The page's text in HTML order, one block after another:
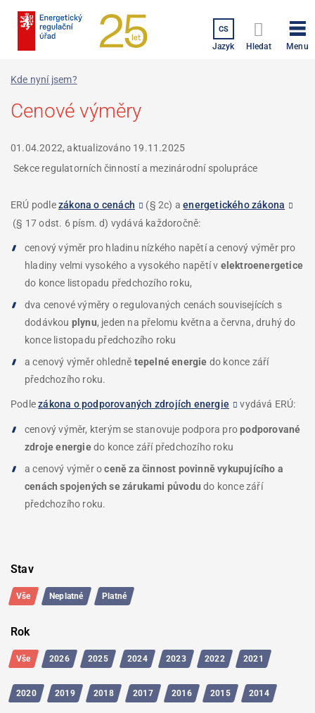
CS
Jazyk Hledat Menu
Kde nyní jsem?
Cenové výměry
01.04.2022, aktualizováno 19.11.2025
Sekce regulatorních činností a mezinárodní spolupráce
ERÚ podlezákona o cenách (§ 2c) aenergetického zákona
(§ 17 odst. 6 písm. d) vydává každoročně:
cenový výměr pro hladinu nízkého napětí a cenový výměr pro
hladiny velmi vysokého a vysokého napětí v elektroenergetice
do konce listopadu předchozího roku,
dva cenové výměry o regulovaných cenách souvisejících s
dodávkou plynu, jeden na přelomu května a června, druhý do
konce listopadu předchozího roku
a cenový výměr ohledně tepelné energie do konce září
předchozího roku.
Podlezákona o podporovaných zdrojích energie vydává ERÚ:
cenový výměr, kterým se stanovuje podpora propodporované
zdroje energiedo konce září předchozího roku
a cenový výměr oceně za činnost povinně vykupujícího a
cenách spojených se zárukami původu do konce září
předchozího roku.
výpisu
dotazů
Stav
Vše Neplatné Platné
Rok
Vše 2026 2025 2024 2023 2022 2021
2020 2019 2018 2017 2016 2015 2014
dotazů